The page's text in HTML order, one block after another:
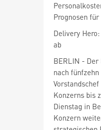
Prognosen
Delivery
ab
BERLIN - Der
nach
Konzerns bis
Dienstag in
Konzern